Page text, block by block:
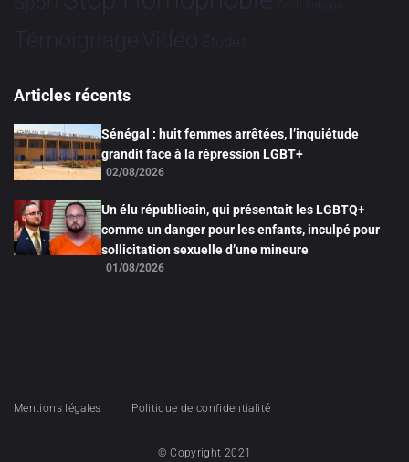
Tech Tribune
TémoignageVidéo Études
Articles récents
Sénégal : huit femmes arrêtées, l’inquiétude
grandit face à la répression LGBT+
02/08/2026
Un élu républicain, qui présentait les LGBTQ+
comme un danger pour les enfants, inculpé pour
sollicitation sexuelle d’une mineure
01/08/2026
Mentions légales Politique de confidentialité
© Copyright 2021